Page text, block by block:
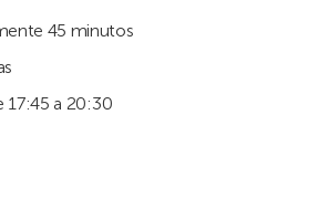
45 minutos
17:45 a 20:30